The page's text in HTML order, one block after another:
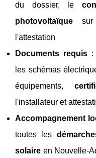
du dossier, le
photovoltaïque sur
l'attestation
Documents requis :
les schémas
équipements,
l'installateur et
Accompagnement
toutes les
solaire en Nouvelle-